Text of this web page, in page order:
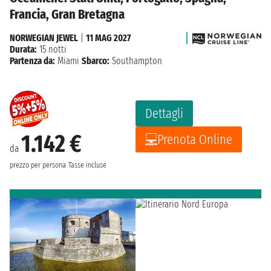
Francia, Gran Bretagna
da 1.142 €
prezzo per persona Tasse incluse
Dettagli
Prenota Online
NORWEGIAN JEWEL
11 MAG 2027
Durata: 15 notti
Partenza da: Miami Sbarco: Southampton